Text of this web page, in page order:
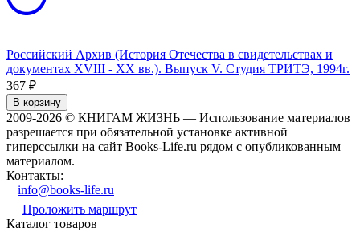
Российский Архив (История Отечества в свидетельствах и
документах XVIII - XX вв.). Выпуск V. Студия ТРИТЭ, 1994г.
367 ₽
В корзину
2009-2026 © КНИГАМ ЖИЗНЬ — Использование материалов
разрешается при обязательной установке активной
гиперссылки на сайт Books-Life.ru рядом с опубликованным
материалом.
Контакты:
info@books-life.ru
Проложить маршрут
Каталог товаров